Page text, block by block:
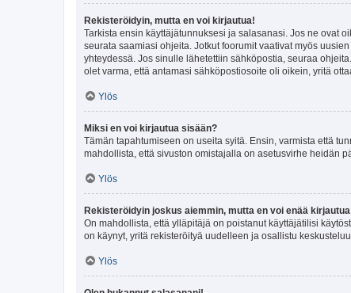
Rekisteröidyin, mutta en voi kirjautua!
Tarkista ensin käyttäjätunnuksesi ja salasanasi. Jos ne ovat
seurata saamiasi ohjeita. Jotkut foorumit vaativat myös
yhteydessä. Jos sinulle lähetettiin sähköpostia, seuraa
olet varma, että antamasi sähköpostiosoite oli oikein, yritä
Ylös
Miksi en voi kirjautua sisään?
Tämän tapahtumiseen on useita syitä. Ensin, varmista että
mahdollista, että sivuston omistajalla on asetusvirhe heidän
Ylös
Rekisteröidyin joskus aiemmin, mutta en voi enää
On mahdollista, että ylläpitäjä on poistanut käyttäjätilisi
on käynyt, yritä rekisteröityä uudelleen ja osallistu
Ylös